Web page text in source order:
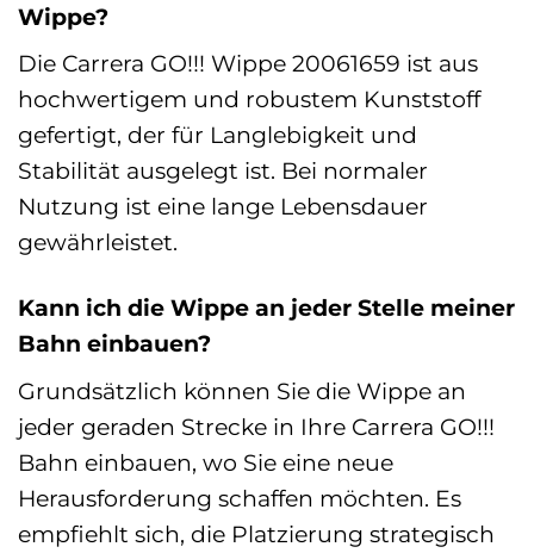
Wippe?
Die Carrera GO!!! Wippe 20061659 ist aus
hochwertigem und robustem Kunststoff
gefertigt, der für Langlebigkeit und
Stabilität ausgelegt ist. Bei normaler
Nutzung ist eine lange Lebensdauer
gewährleistet.
Kann ich die Wippe an jeder Stelle meiner
Bahn einbauen?
Grundsätzlich können Sie die Wippe an
jeder geraden Strecke in Ihre Carrera GO!!!
Bahn einbauen, wo Sie eine neue
Herausforderung schaffen möchten. Es
empfiehlt sich, die Platzierung strategisch